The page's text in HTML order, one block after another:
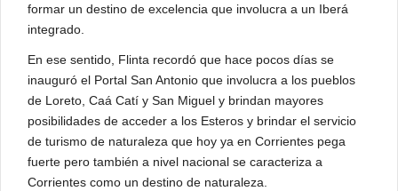
formar un destino de excelencia que involucra a un Iberá
integrado.
En ese sentido, Flinta recordó que hace pocos días se
inauguró el Portal San Antonio que involucra a los pueblos
de Loreto, Caá Catí y San Miguel y brindan mayores
posibilidades de acceder a los Esteros y brindar el servicio
de turismo de naturaleza que hoy ya en Corrientes pega
fuerte pero también a nivel nacional se caracteriza a
Corrientes como un destino de naturaleza.